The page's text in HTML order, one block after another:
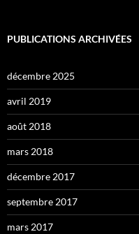
PUBLICATIONS ARCHIVÉES
décembre 2025
avril 2019
août 2018
mars 2018
décembre 2017
septembre 2017
mars 2017